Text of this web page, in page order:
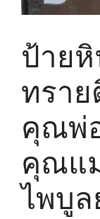
ป้าย
ทราย
คุณพ่
คุณแ
ไพบูล